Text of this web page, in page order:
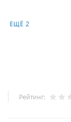
ЕЩЁ 2
Рейтинг: